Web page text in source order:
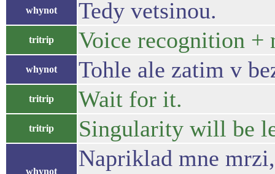
whynot Tedy vetsinou.
tritrip Voice recognition +
whynot Tohle ale zatim v
tritrip Wait for it.
tritrip Singularity will be
whynot
Napriklad mne